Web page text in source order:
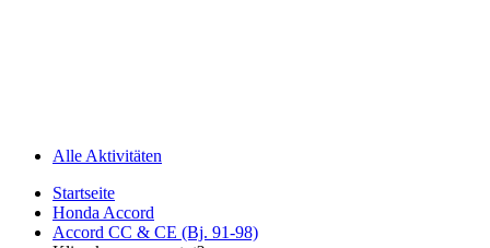
Alle Aktivitäten
Startseite
Honda Accord
Accord CC & CE (Bj. 91-98)